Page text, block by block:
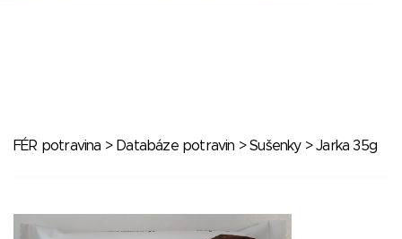
FÉR potravina > Databáze potravin >Sušenky> Jarka 35g